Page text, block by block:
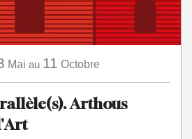
Mai au 11 Octobre
Arthous